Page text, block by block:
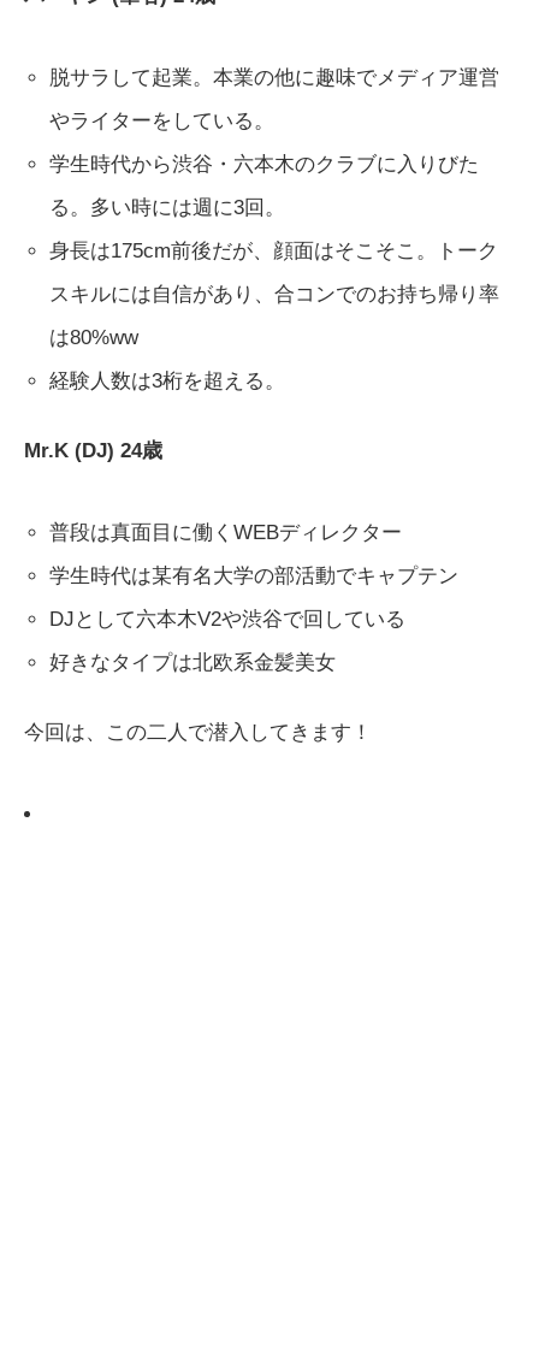
脱サラして起業。本業の他に趣味でメディア運営
やライターをしている。
学生時代から渋谷・六本木のクラブに入りびた
る。多い時には週に3回。
身長は175cm前後だが、顔面はそこそこ。トーク
スキルには自信があり、合コンでのお持ち帰り率
は80%ww
経験人数は3桁を超える。
Mr.K (DJ) 24歳
普段は真面目に働くWEBディレクター
学生時代は某有名大学の部活動でキャプテン
DJとして六本木V2や渋谷で回している
好きなタイプは北欧系金髪美女
今回は、この二人で潜入してきます！